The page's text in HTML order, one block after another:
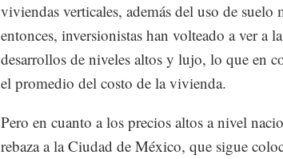
viviendas verticales, además del uso de
entonces, inversionistas han volteado a ver a
desarrollos de niveles altos y lujo, lo que en
el promedio del costo de la vivienda.
Pero en cuanto a los precios altos a nivel
rebaza a la Ciudad de México, que sigue